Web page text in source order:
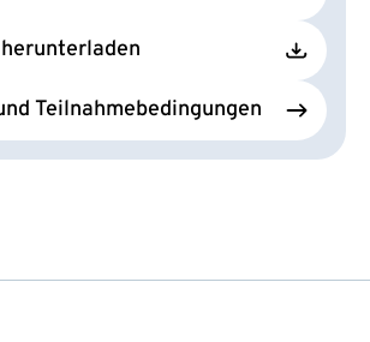
Teilnahmebedingungen